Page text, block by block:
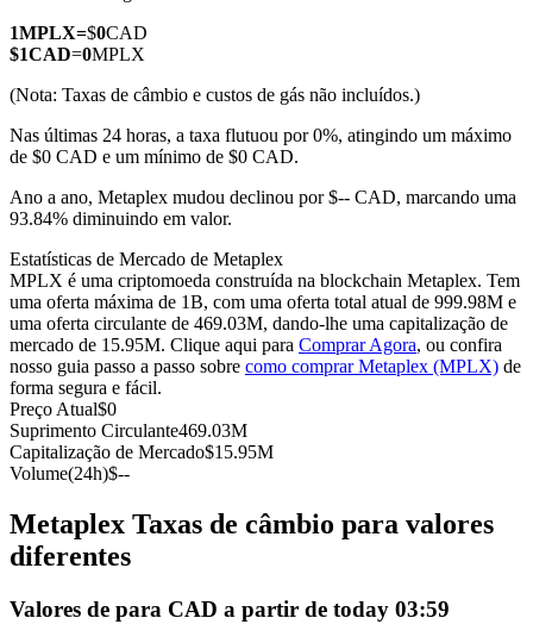
Futuros de USDC
Futuros usando USDC como garantia
Junte-se aos principais traders
1MPLX=$0CAD
$1CAD=0MPLX
(Nota: Taxas de câmbio e custos de gás não incluídos.)
Nas últimas 24 horas, a taxa flutuou por 0%, atingindo um máximo
de $0 CAD e um mínimo de $0 CAD.
Ano a ano, Metaplex mudou declinou por $-- CAD, marcando uma
93.84% diminuindo em valor.
Estatísticas de Mercado de Metaplex
MPLX é uma criptomoeda construída na blockchain Metaplex. Tem
uma oferta máxima de 1B, com uma oferta total atual de 999.98M e
uma oferta circulante de 469.03M, dando-lhe uma capitalização de
mercado de 15.95M. Clique aqui para Comprar Agora, ou confira
nosso guia passo a passo sobre como comprar Metaplex (MPLX) de
forma segura e fácil.
Preço Atual$0
Suprimento Circulante469.03M
Capitalização de Mercado$15.95M
Volume(24h)$--
Metaplex Taxas de câmbio para valores
diferentes
Valores de para CAD a partir de today 03:59